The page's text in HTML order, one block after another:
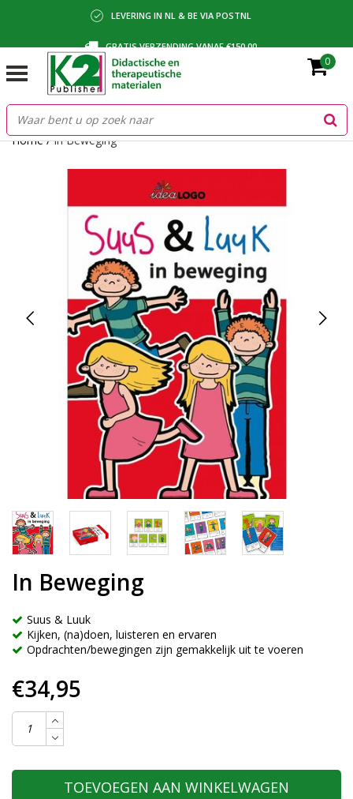
LEVERING IN NL & BE VIA POSTNL
GRATIS VERZENDING VANAF €150,00
BETALING VIA IDEAL, BANCONTACT OF FACTUUR
0
Home/In Beweging
In Beweging
Suus & Luuk
Kijken, (na)doen, luisteren en ervaren
Opdrachten/bewegingen zijn gemakkelijk uit te voeren
€34,95
TOEVOEGEN AAN WINKELWAGEN